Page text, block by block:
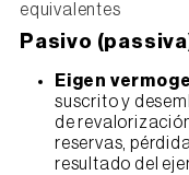
equivalentes
Pasivo
Eigen
suscrito y
de
reservas,
resultado del